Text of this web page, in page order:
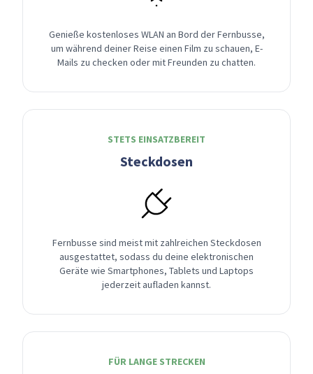
Genieße kostenloses WLAN an Bord der Fernbusse,
um während deiner Reise einen Film zu schauen, E-
Mails zu checken oder mit Freunden zu chatten.
STETS EINSATZBEREIT
Steckdosen
Fernbusse sind meist mit zahlreichen Steckdosen
ausgestattet, sodass du deine elektronischen
Geräte wie Smartphones, Tablets und Laptops
jederzeit aufladen kannst.
FÜR LANGE STRECKEN